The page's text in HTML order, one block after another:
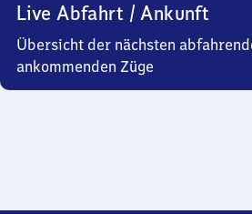
Live Abfahrt / Ankunft
Übersicht der nächsten
ankommenden Züge